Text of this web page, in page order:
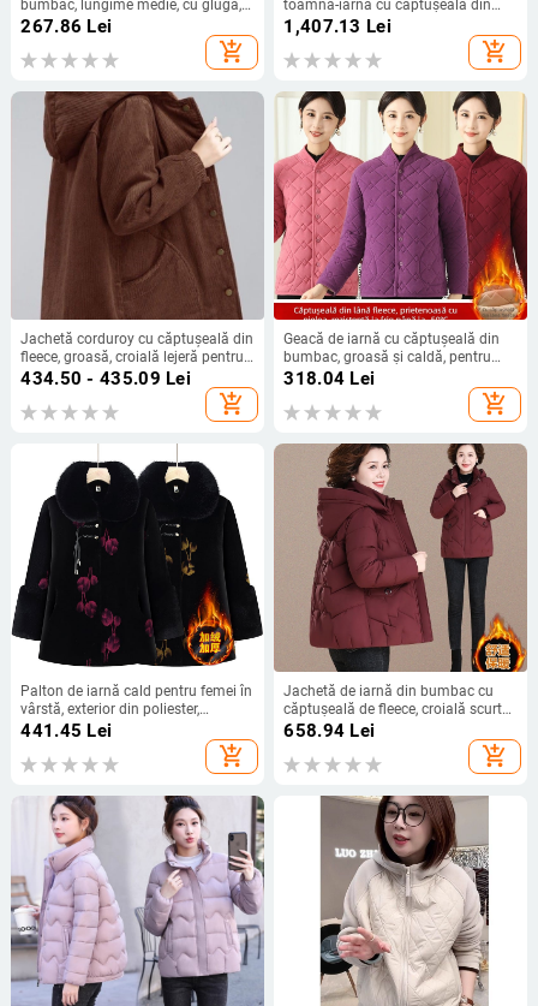
bumbac, lungime medie, cu glugă,
mărime mare, călduroasă și
elegantă pentru ținuta zilnică la
birou
267.86 Lei
add_shopping_cart
toamnă-iarna cu căptușeală din
bumbac patchwork corduroy și
quilt în model romb rever
1,407.13 Lei
add_shopping_cart
Jachetă corduroy cu căptușeală din
fleece, groasă, croială lejeră pentru
femei adulte, primăvară-toamnă
434.50 - 435.09 Lei
add_shopping_cart
Geacă de iarnă cu căptușeală din
bumbac, groasă și caldă, pentru
femei de vârste mijlocii și în vârstă
318.04 Lei
add_shopping_cart
Palton de iarnă cald pentru femei în
vârstă, exterior din poliester,
căptușeală din imitatie de mătase
cu bumbac și izolație groasă,
lungime medie, guler rever
441.45 Lei
add_shopping_cart
Jachetă de iarnă din bumbac cu
căptușeală de fleece, croială scurtă,
groasă și caldă pentru femei de
vârstă mijlocie și mai în vârstă
658.94 Lei
add_shopping_cart